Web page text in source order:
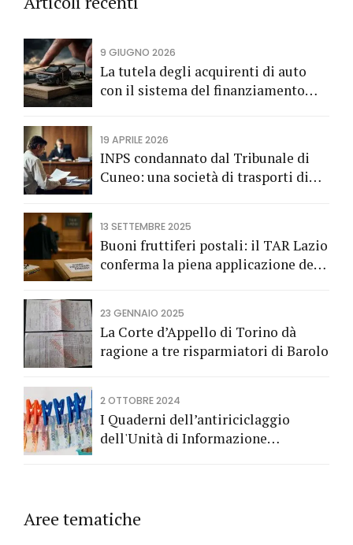
9 GIUGNO 2026
La tutela degli acquirenti di auto
con il sistema del finanziamento
19 APRILE 2026
INPS condannato dal Tribunale di
Cuneo: una società di trasporti di
13 SETTEMBRE 2025
Buoni fruttiferi postali: il TAR Lazio
conferma la piena applicazione del
fruttiferi postali.
23 GENNAIO 2025
La Corte d’Appello di Torino dà
ragione a tre risparmiatori di Barolo
2 OTTOBRE 2024
I Quaderni dell’antiriciclaggio
dell'Unità di Informazione
Aree tematiche